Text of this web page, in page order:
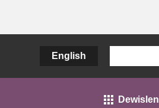
English
Dewislen